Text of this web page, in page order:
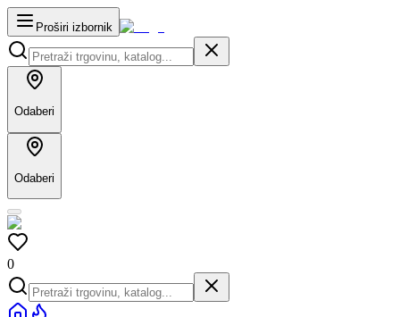
Proširi izbornik
Odaberi
Odaberi
0